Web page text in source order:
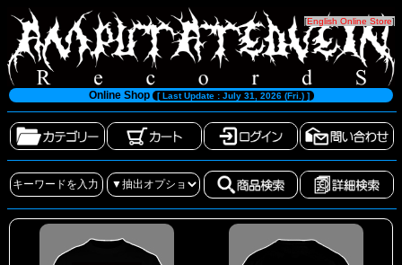
[English Online Store]
Online Shop [ Last Update : July 31, 2026 (Fri.) ]